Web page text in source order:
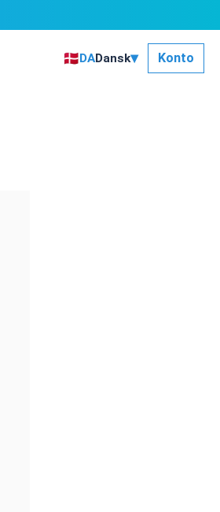
🇩🇰DADansk▾ Konto